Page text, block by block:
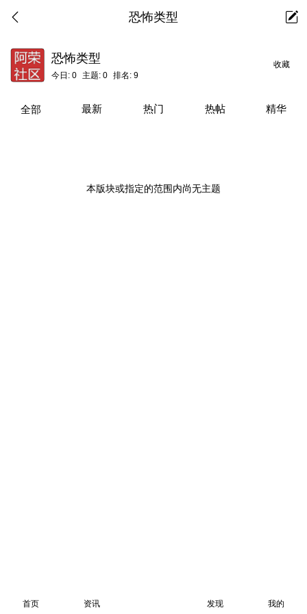
恐怖类型
收藏
恐怖类型
今日: 0 主题: 0 排名: 9
全部 最新 热门 热帖 精华
本版块或指定的范围内尚无主题
首页 资讯 发现 我的